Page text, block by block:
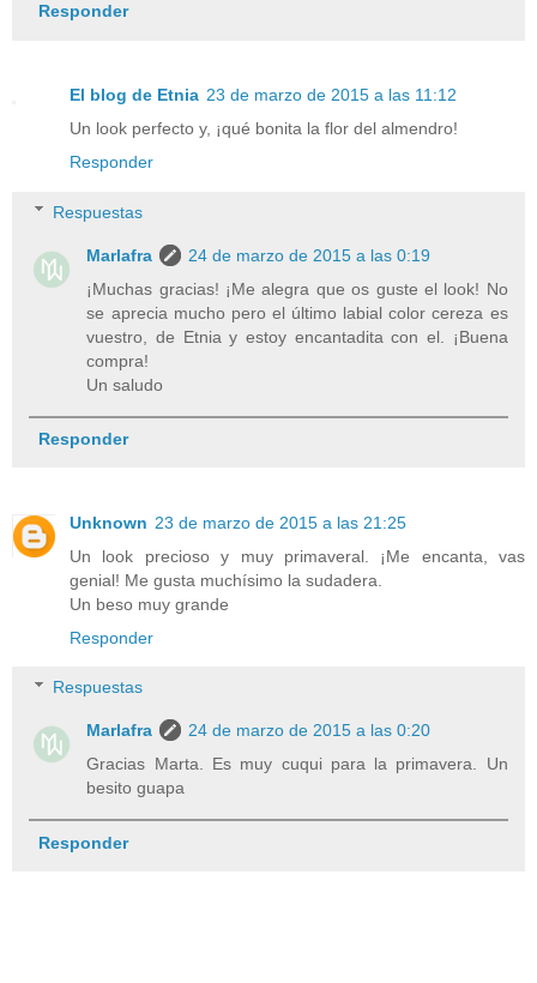
Responder
El blog de Etnia 23 de marzo de 2015 a las 11:12
Un look perfecto y, ¡qué bonita la flor del almendro!
Responder
Respuestas
Marlafra
24 de marzo de 2015 a las 0:19
¡Muchas gracias! ¡Me alegra que os guste el look! No
se aprecia mucho pero el último labial color cereza es
vuestro, de Etnia y estoy encantadita con el. ¡Buena
compra!
Un saludo
Responder
Unknown 23 de marzo de 2015 a las 21:25
Un look precioso y muy primaveral. ¡Me encanta, vas
genial! Me gusta muchísimo la sudadera.
Un beso muy grande
Responder
Respuestas
Marlafra
24 de marzo de 2015 a las 0:20
Gracias Marta. Es muy cuqui para la primavera. Un
besito guapa
Responder